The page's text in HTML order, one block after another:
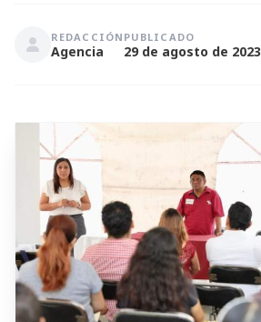
REDACCIÓN
Agencia
PUBLICADO
29 de agosto de 2023